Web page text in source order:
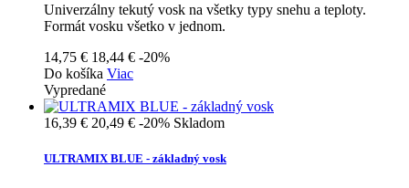
Univerzálny tekutý vosk na všetky typy snehu a teploty.
Formát vosku všetko v jednom.
14,75 € 18,44 € -20%
Do košíka Viac
Vypredané
16,39 € 20,49 € -20% Skladom
ULTRAMIX BLUE - základný vosk